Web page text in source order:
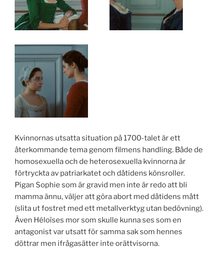
Kvinnornas utsatta situation på 1700-talet är ett
återkommande tema genom filmens handling. Både de
homosexuella och de heterosexuella kvinnorna är
förtryckta av patriarkatet och dåtidens könsroller.
Pigan Sophie som är gravid men inte är redo att bli
mamma ännu, väljer att göra abort med dåtidens mått
(slita ut fostret med ett metallverktyg utan bedövning).
Även Héloïses mor som skulle kunna ses som en
antagonist var utsatt för samma sak som hennes
döttrar men ifrågasätter inte orättvisorna.